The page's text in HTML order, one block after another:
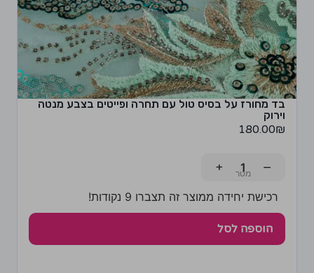
בד מחורז על בסיס טול עם תחרה ופייטים בצבע מנטה
וירוק
180.00₪
−
+
רכישת יחידה ממוצר זה תצברו 9 נקודות!
הוספה לסל